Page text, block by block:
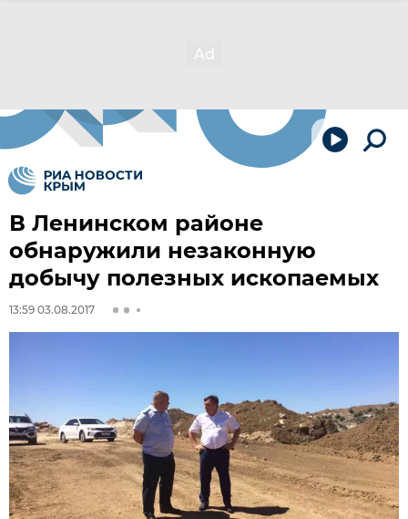
В Ленинском районе
обнаружили незаконную
добычу полезных ископаемых
13:59 03.08.2017